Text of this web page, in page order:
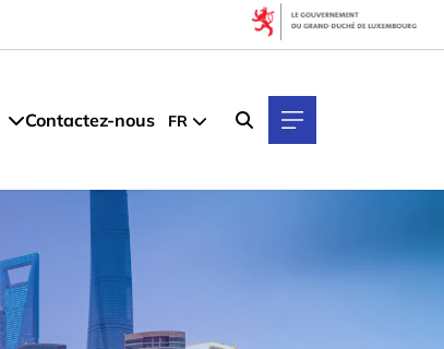
Contactez-nous FR